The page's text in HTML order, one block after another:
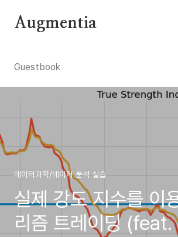
Augmentia
Guestbook
데이터과학/데이터 분석 실습
실제 강도 지수를 이
리즘 트레이딩 (feat.